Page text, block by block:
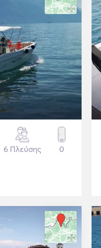
6 Πλεύσης 0